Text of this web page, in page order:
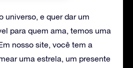
universo, e quer dar um
para quem ama, temos uma
nosso site, você tem a
uma estrela, um presente